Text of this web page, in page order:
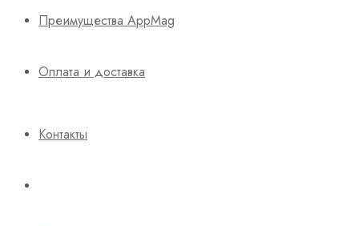
Преимущества AppMag
Оплата и доставка
Контакты